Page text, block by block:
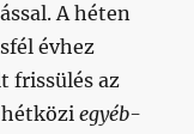
A héten
évhez
frissülés az
hétköziegyéb-